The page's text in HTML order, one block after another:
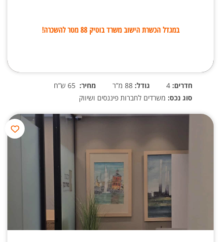
במגדל הכשרת הישוב משרד בוטיק 88 מטר להשכרה!
חדרים: גודל: מחיר:
סוג נכס: משרדים לחברות פיננסים ושיווק